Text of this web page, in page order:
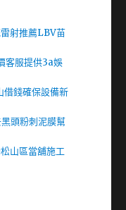
射推薦LBV苗
客服提供3a娛
借錢確保設備新
頭粉刺泥膜幫
山區當舖施工